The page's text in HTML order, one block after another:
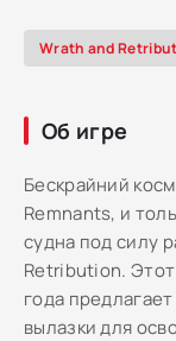
Wrath and
Об игре
Бескрайний
Remnants, и
судна под силу
Retribution.
года
вылазки для